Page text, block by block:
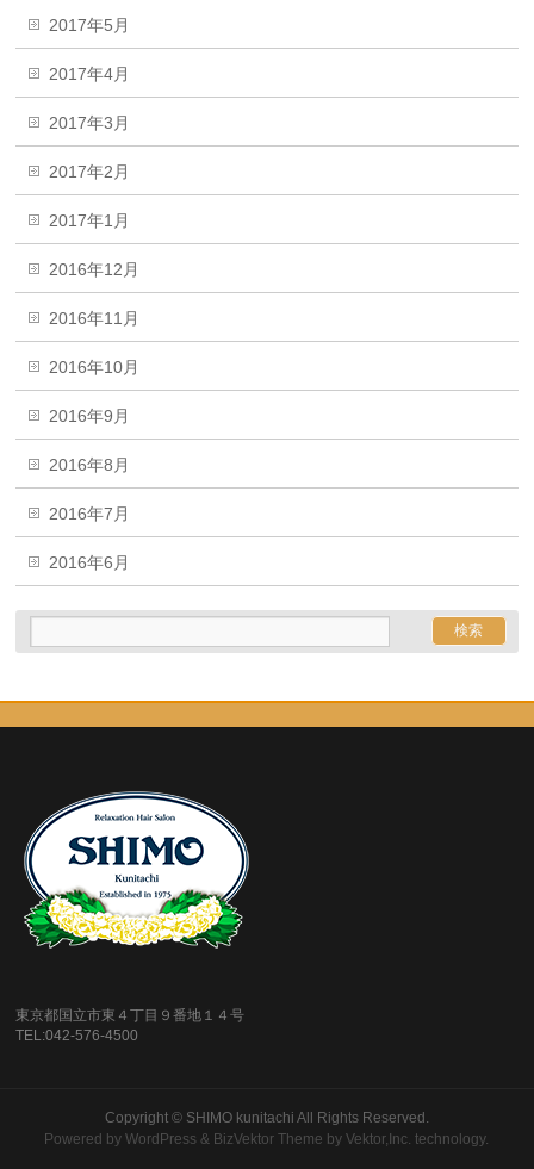
2017年5月
2017年4月
2017年3月
2017年2月
2017年1月
2016年12月
2016年11月
2016年10月
2016年9月
2016年8月
2016年7月
2016年6月
東京都国立市東４丁目９番地１４号
TEL:042-576-4500
Copyright © SHIMO kunitachi All Rights Reserved.
Powered byWordPress & BizVektor Theme byVektor,Inc. technology.